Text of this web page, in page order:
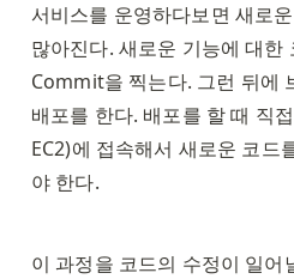
서비스를 운영하다보면 새로
많아진다. 새로운 기능에 대한
Commit을 찍는다. 그런 뒤에
배포를 한다. 배포를 할 때 직
EC2)에 접속해서 새로운 코드
야 한다.
이 과정을 코드의 수정이 일어